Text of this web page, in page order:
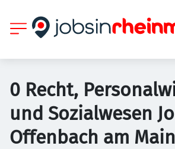
0 Recht,
und Sozialwesen
Offenbach am Main